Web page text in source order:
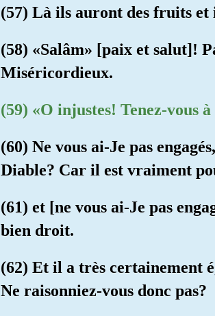
(57) Là ils auront des fruits
(58) «Salâm» [paix et salut]!
Miséricordieux.
(59) «O injustes! Tenez-vous
(60) Ne vous ai-Je pas
Diable? Car il est vraiment
(61) et [ne vous ai-Je pas
bien droit.
(62) Et il a très certainement
Ne raisonniez-vous donc pas?